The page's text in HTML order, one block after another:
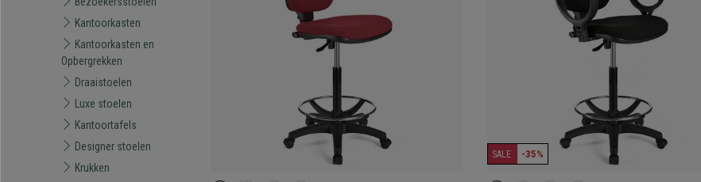
Kantoorkasten
Kantoorkasten en
Opbergrekken
Draaistoelen
Luxe stoelen
Kantoortafels
Designer stoelen
Krukken
SALE -35%